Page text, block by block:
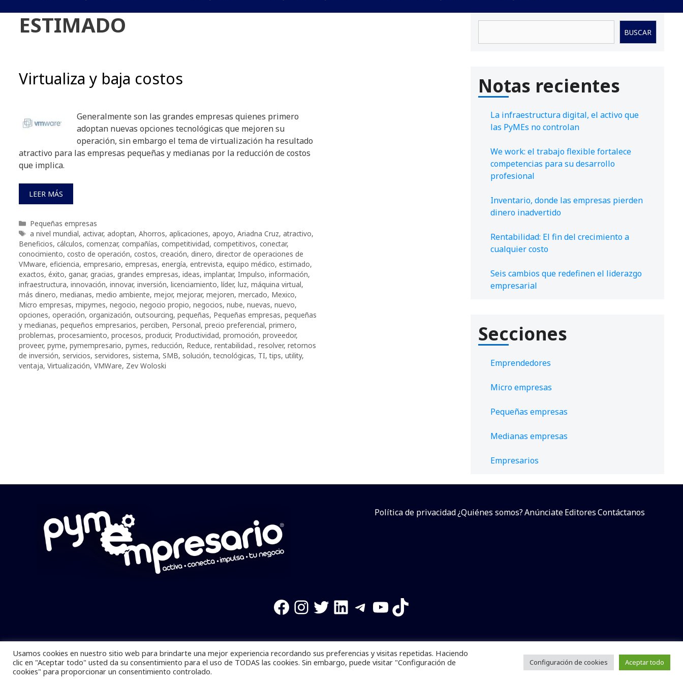
ESTIMADO
Virtualiza y baja costos
Generalmente son las grandes empresas quienes primero
adoptan nuevas opciones tecnológicas que mejoren su
operación, sin embargo el tema de virtualización ha resultado
atractivo para las empresas pequeñas y medianas por la reducción de costos
que implica.
LEER MÁS
Categorías
Pequeñas empresas
Etiquetas
a nivel mundial, activar, adoptan, Ahorros, aplicaciones, apoyo, Ariadna Cruz, atractivo,
Beneficios, cálculos, comenzar, compañías, competitividad, competitivos, conectar,
conocimiento, costo de operación, costos, creación, dinero, director de operaciones de
VMware, eficiencia, empresario, empresas, energía, entrevista, equipo médico, estimado,
exactos, éxito, ganar, gracias, grandes empresas, ideas, implantar, Impulso, información,
infraestructura, innovación, innovar, inversión, licenciamiento, líder, luz, máquina virtual,
más dinero, medianas, medio ambiente, mejor, mejorar, mejoren, mercado, Mexico,
Micro empresas, mipymes, negocio, negocio propio, negocios, nube, nuevas, nuevo,
opciones, operación, organización, outsourcing, pequeñas, Pequeñas empresas, pequeñas
y medianas, pequeños empresarios, perciben, Personal, precio preferencial, primero,
problemas, procesamiento, procesos, producir, Productividad, promoción, proveedor,
proveer, pyme, pymempresario, pymes, reducción, Reduce, rentabilidad., resolver, retornos
de inversión, servicios, servidores, sistema, SMB, solución,tecnológicas, TI,tips, utility,
ventaja, Virtualización, VMWare, Zev Woloski
BUSCAR
Notas recientes
La infraestructura digital, el activo que
las PyMEs no controlan
We work: el trabajo flexible fortalece
competencias para su desarrollo
profesional
Inventario, donde las empresas pierden
dinero inadvertido
Rentabilidad: El fin del crecimiento a
cualquier costo
Seis cambios que redefinen el liderazgo
empresarial
Secciones
Emprendedores
Micro empresas
Pequeñas empresas
Medianas empresas
Empresarios
Política de privacidad¿Quiénes somos?AnúnciateEditoresContáctanos
Facebook
Instagram
Twitter
LinkedIn
Telegram
YouTube
TikTok
Pymempresario © 2025 Todos los derechos reservados. Se prohibe el uso de la información total o parcial sin dar referencia a la fuente.
Desarrollado poryalla ya!
Usamos cookies en nuestro sitio web para brindarte una mejor experiencia recordando sus preferencias y visitas repetidas. Haciendo
clic en "Aceptar todo" usted da su consentimiento para el uso de TODAS las cookies. Sin embargo, puede visitar "Configuración de
cookies" para proporcionar un consentimiento controlado.
Configuración de cookies Aceptar todo